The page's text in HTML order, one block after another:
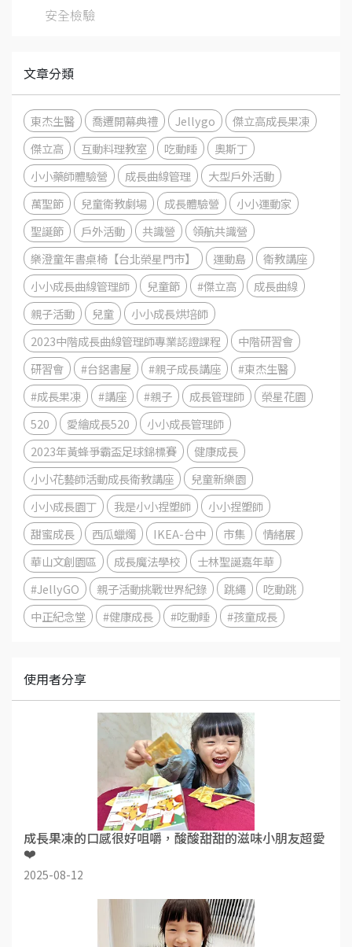
安全檢驗
文章分類
東杰生醫 喬遷開幕典禮 Jellygo
傑立高成長果凍
傑立高
互動料理教室 吃動睡
奧斯丁
小小藥師體驗營
成長曲線管理
大型戶外活動
萬聖節
兒童衛教劇場 成長體驗營
小小運動家
聖誕節
戶外活動 共識營
領航共識營
樂澄童年書桌椅【台北榮星門市】
運動島
衛教講座
小小成長曲線管理師
兒童節 #傑立高
成長曲線
親子活動
兒童
小小成長烘培師
2023中階成長曲線管理師專業認證課程
中階研習會
研習會
#台鋁書屋 #親子成長講座
#東杰生醫
#成長果凍
#講座 #親子 成長管理師
榮星花園
520
愛繪成長520
小小成長管理師
2023年黃蜂爭霸盃足球錦標賽
健康成長
小小花藝師活動成長衛教講座
兒童新樂園
小小成長園丁
我是小小捏塑師
小小捏塑師
甜蜜成長
西瓜蠟燭 IKEA-台中 市集
情緒展
華山文創園區
成長魔法學校
士林聖誕嘉年華
#JellyGO
親子活動挑戰世界紀錄 跳繩
吃動跳
中正紀念堂
#健康成長 #吃動睡 #孩童成長
使用者分享
成長果凍的口感很好咀嚼，酸酸甜甜的滋味小朋友超愛
❤️
2025-08-12